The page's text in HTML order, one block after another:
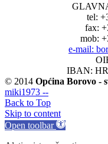
tel:
fax:
mob:
e-mail:
IBAN:
© 2014 Općina Borovo -
miki1973 --
Back to Top
Skip to content
Open toolbar